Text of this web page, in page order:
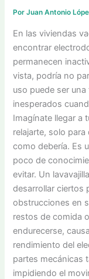
PorJuan Antonio
En las viviendas
encontrar
permanecen
vista, podría no
uso puede ser
inesperados
Imagínate llegar a
relajarte, solo
como debería. Es
poco de
evitar. Un
desarrollar ciertos
obstrucciones en
restos de comida
endurecerse,
rendimiento del
partes mecánicas
impidiendo el